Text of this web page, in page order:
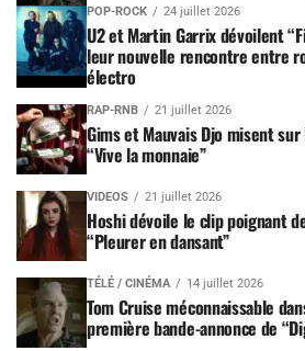
POP-ROCK 24 juillet 2026
U2 et Martin Garrix dévoilent
leur nouvelle rencontre entre
électro
RAP-RNB 21 juillet 2026
Gims et Mauvais Djo misent sur
“Vive la monnaie”
VIDEOS 21 juillet 2026
Hoshi dévoile le clip poignant
“Pleurer en dansant”
TÉLÉ / CINÉMA 14 juillet 2026
Tom Cruise méconnaissable
première bande-annonce de